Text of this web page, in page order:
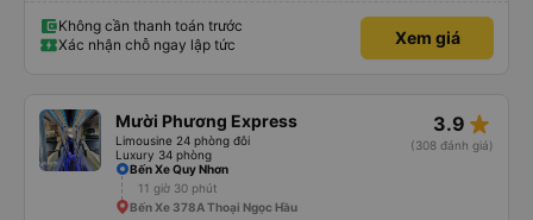
ngoài (với số tiền bỏ ra cho tuyến đường như vậy thì thấy rất tốt)
Không cần thanh toán trước
Xác nhận chỗ ngay lập tức
Xem giá
Mười Phương Express
Limousine 24 phòng đôi
Luxury 34 phòng
3.9 star_rate
(308 đánh giá)
Bến Xe Quy Nhơn
11 giờ 30 phút
Bến Xe 378A Thoại Ngọc Hầu